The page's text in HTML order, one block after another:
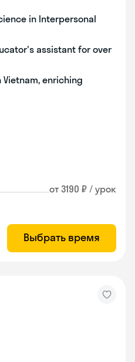
in Interpersonal
assistant for over
Vietnam, enriching
от 3190 ₽ / урок
Выбрать время